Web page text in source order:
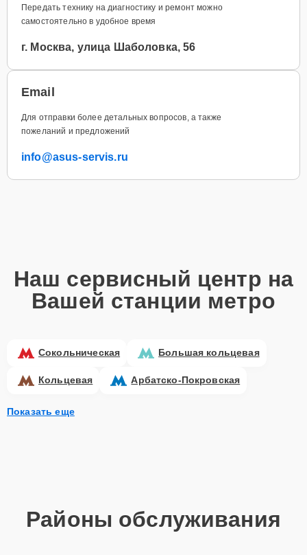
Передать технику на диагностику и ремонт можно
самостоятельно в удобное время
г. Москва, улица Шаболовка, 56
Email
Для отправки более детальных вопросов, а также
пожеланий и предложений
info@asus-servis.ru
Наш сервисный центр на
Вашей станции метро
Сокольническая Большая кольцевая
Кольцевая Арбатско-Покровская
Показать еще
Районы обслуживания